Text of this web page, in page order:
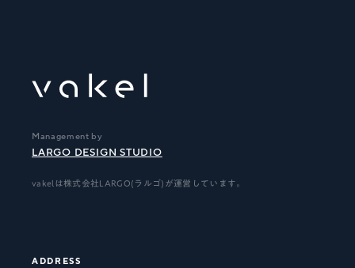
Management by
LARGO DESIGN STUDIO
vakelは株式会社LARGO(ラルゴ)が運営しています。
ADDRESS